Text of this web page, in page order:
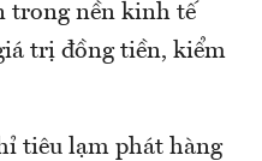
trong nền kinh tế
trị đồng tiền, kiểm
tiêu lạm phát hàng